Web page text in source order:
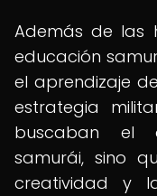
Además de las
educación
el aprendizaje
estrategia
buscaban el
samurái, sino
creatividad y